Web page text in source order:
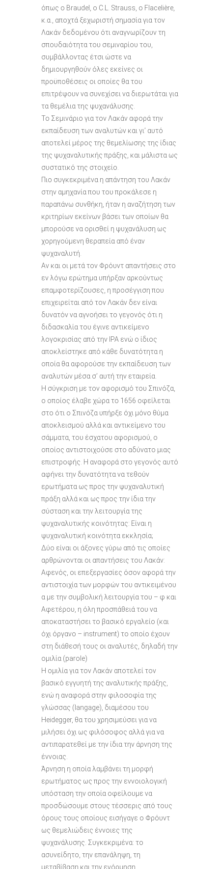
όπως ο Braudel, o C.L. Strauss, o Flacelière,
κ.α., αποχτά ξεχωριστή σημασία για τον
Λακάν δεδομένου ότι αναγνωρίζουν τη
σπουδαιότητα του σεμιναρίου του,
συμβάλλοντας έτσι ώστε να
δημιουργηθούν όλες εκείνες οι
προϋποθέσεις οι οποίες θα του
επιτρέψουν να συνεχίσει να διερωτάται για
τα θεμέλια της ψυχανάλυσης.
Το Σεμινάριο για τον Λακάν αφορά την
εκπαίδευση των αναλυτών και γι’ αυτό
αποτελεί μέρος της θεμελίωσης της ίδιας
της ψυχαναλυτικής πράξης, και μάλιστα ως
συστατικό της στοιχείο.
Πιο συγκεκριμένα η απάντηση του Λακάν
στην αμηχανία που του προκάλεσε η
παραπάνω συνθήκη, ήταν η αναζήτηση των
κριτηρίων εκείνων βάσει των οποίων θα
μπορούσε να ορισθεί η ψυχανάλυση ως
χορηγούμενη θεραπεία από έναν
ψυχαναλυτή.
Αν και οι μετά τον Φρόυντ απαντήσεις στο
εν λόγω ερώτημα υπήρξαν αρκούντως
επαμφοτερίζουσες, η προσέγγιση που
επιχειρείται από τον Λακάν δεν είναι
δυνατόν να αγνοήσει το γεγονός ότι η
διδασκαλία του έγινε αντικείμενο
λογοκρισίας από την ΙΡΑ ενώ ο ίδιος
αποκλείστηκε από κάθε δυνατότητα η
οποία θα αφορούσε την εκπαίδευση των
αναλυτών μέσα σ’ αυτή την εταιρεία.
Η σύγκριση με τον αφορισμό του Σπινόζα,
ο οποίος έλαβε χώρα το 1656 οφείλεται
στο ότι ο Σπινόζα υπήρξε όχι μόνο θύμα
αποκλεισμού αλλά και αντικείμενο του
σάμματα, του έσχατου αφορισμού, ο
οποίος αντιστοιχούσε στο αδύνατο μιας
επιστροφής. Η αναφορά στο γεγονός αυτό
αφήνει την δυνατότητα να τεθούν
ερωτήματα ως προς την ψυχαναλυτική
πράξη αλλά και ως προς την ίδια την
σύσταση και την λειτουργία της
ψυχαναλυτικής κοινότητας: Είναι η
ψυχαναλυτική κοινότητα εκκλησία;
Δύο είναι οι άξονες γύρω από τις οποίες
αρθρώνονται οι απαντήσεις του Λακάν:
Αφενός, οι επεξεργασίες όσον αφορά την
αντιστοιχία των μορφών του αντικειμένου
α με την συμβολική λειτουργία του – φ και
Αφετέρου, η όλη προσπάθειά του να
αποκαταστήσει το βασικό εργαλείο (και
όχι όργανο – instrument) το οποίο έχουν
στη διάθεσή τους οι αναλυτές, δηλαδή την
ομιλία (parole)
Η ομιλία για τον Λακάν αποτελεί τον
βασικό εγγυητή της αναλυτικής πράξης,
ενώ η αναφορά στην φιλοσοφία της
γλώσσας (langage), διαμέσου του
Heidegger, θα του χρησιμεύσει για να
μιλήσει όχι ως φιλόσοφος αλλά για να
αντιπαρατεθεί με την ίδια την άρνηση της
έννοιας.
Άρνηση η οποία λαμβάνει τη μορφή
ερωτήματος ως προς την εννοιολογική
υπόσταση την οποία οφείλουμε να
προσδώσουμε στους τέσσερις από τους
όρους τους οποίους εισήγαγε ο Φρόυντ
ως θεμελιώδεις έννοιες της
ψυχανάλυσης. Συγκεκριμένα: το
ασυνείδητο, την επανάληψη, τη
μεταβίβαση και την ενόρμηση.